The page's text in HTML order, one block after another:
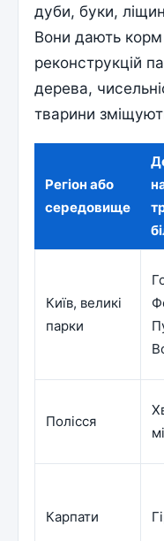
дуби, буки,
Вони дають корм
реконструкцій
дерева,
тварини
Регіон або
середовище
Київ, великі
парки
Полісся
Карпати